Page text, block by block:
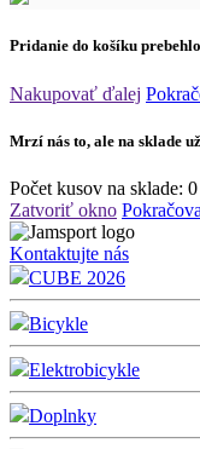
Pridanie do košíku prebehlo
Nakupovať ďalej
Mrzí nás to, ale na sklade
Počet kusov na sklade: 0
Zatvoriť okno
Kontaktujte nás
CUBE 2026
Bicykle
Elektrobicykle
Doplnky